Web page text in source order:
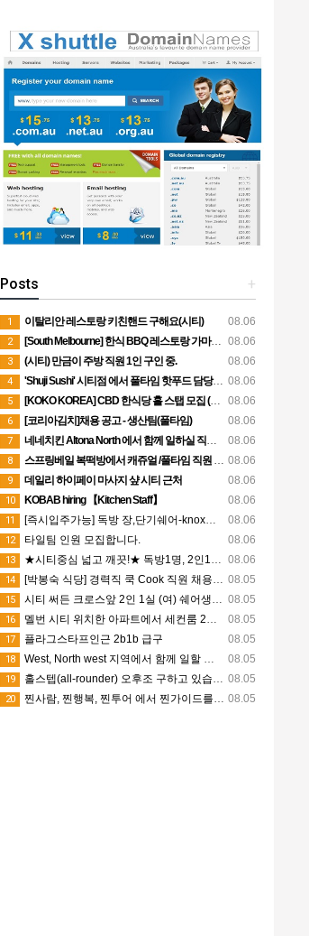
+
Posts
08.06
1
이탈리안 레스토랑 키친핸드 구해요(시티)
08.06
2
[South Melbourne] 한식 BBQ 레스토랑 가마솥｜주방 직원 모집｜스폰 가능
08.06
3
(시티) 만금이 주방 직원 1인 구인 중.
08.06
4
'Shuji Sushi' 시티점 에서 풀타임 핫푸드 담당 및 스시쉐프 구인합니다.
08.06
5
[KOKO KOREA] CBD 한식당 홀 스탭 모집 (Part-time)
08.06
6
[코리아김치]채용 공고 - 생산팀(풀타임)
08.06
7
네네치킨 Altona North 에서 함께 일하실 직원 구합니다
08.06
8
스프링베일 복떡방에서 캐쥬얼 /풀타임 직원 모집합니다
08.06
9
데일리 하이페이 마사지 샾 시티 근처
08.06
10
KOBAB hiring 【Kitchen Staff】
08.06
11
[즉시입주가능] 독방 장,단기쉐어-knox쇼핑센터옆
08.06
12
타일팀 인원 모집합니다.
08.06
13
★시티중심 넓고 깨끗!★ 독방1명, 2인1실 2명, 거실1명 찾습니다.
08.05
14
[박봉숙 식당] 경력직 쿡 Cook 직원 채용합니다
08.05
15
시티 써든 크로스앞 2인 1실 (여) 쉐어생 구합니다
08.05
16
멜번 시티 위치한 아파트에서 세컨룸 2인 1실 함께 지내실 여성분 1분을 구합니다.
08.05
17
플라그스타프인근 2b1b 급구
08.05
18
West, North west 지역에서 함께 일할 성실한 야간 청소원을 모집합니다
08.05
19
홀스텝(all-rounder) 오후조 구하고 있습니다.
08.05
20 찐사람, 찐행복, 찐투어 에서 찐가이드를 모십니다!